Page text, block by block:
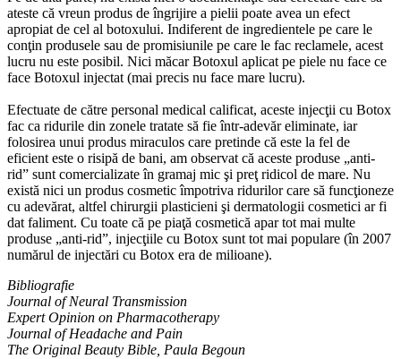
ateste că vreun produs de îngrijire a pielii poate avea un efect
apropiat de cel al botoxului. Indiferent de ingredientele pe care le
conţin produsele sau de promisiunile pe care le fac reclamele, acest
lucru nu este posibil. Nici măcar Botoxul aplicat pe piele nu face ce
face Botoxul injectat (mai precis nu face mare lucru).
Efectuate de către personal medical calificat, aceste injecţii cu Botox
fac ca ridurile din zonele tratate să fie într-adevăr eliminate, iar
folosirea unui produs miraculos care pretinde că este la fel de
eficient este o risipă de bani, am observat că aceste produse „anti-
rid” sunt comercializate în gramaj mic şi preţ ridicol de mare. Nu
există nici un produs cosmetic împotriva ridurilor care să funcţioneze
cu adevărat, altfel chirurgii plasticieni şi dermatologii cosmetici ar fi
dat faliment. Cu toate că pe piaţă cosmetică apar tot mai multe
produse „anti-rid”, injecţiile cu Botox sunt tot mai populare (în 2007
numărul de injectări cu Botox era de milioane).
Bibliografie
Journal of Neural Transmission
Expert Opinion on Pharmacotherapy
Journal of Headache and Pain
The Original Beauty Bible, Paula Begoun